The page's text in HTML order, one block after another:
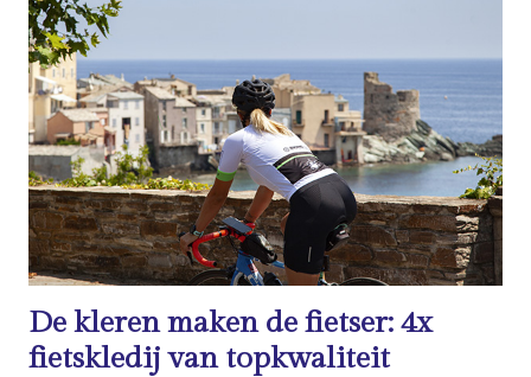
De kleren maken de fietser: 4x
fietskledij van topkwaliteit